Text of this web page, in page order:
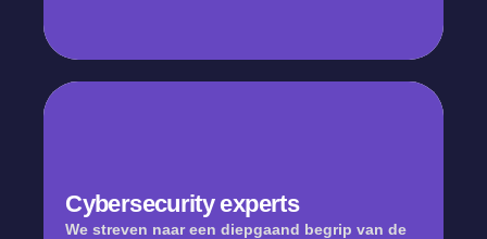
Cybersecurity experts
We streven naar een diepgaand begrip van de